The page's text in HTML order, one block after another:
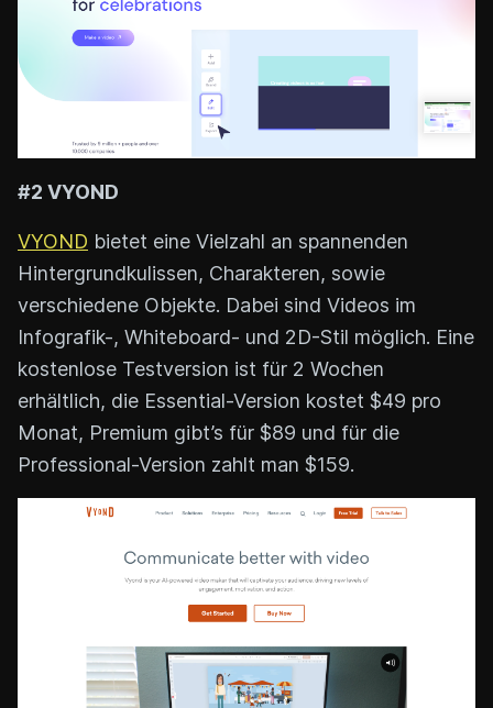
#2 VYOND
VYOND bietet eine Vielzahl an spannenden
Hintergrundkulissen, Charakteren, sowie
verschiedene Objekte. Dabei sind Videos im
Infografik-, Whiteboard- und 2D-Stil möglich. Eine
kostenlose Testversion ist für 2 Wochen
erhältlich, die Essential-Version kostet $49 pro
Monat, Premium gibt’s für $89 und für die
Professional-Version zahlt man $159.